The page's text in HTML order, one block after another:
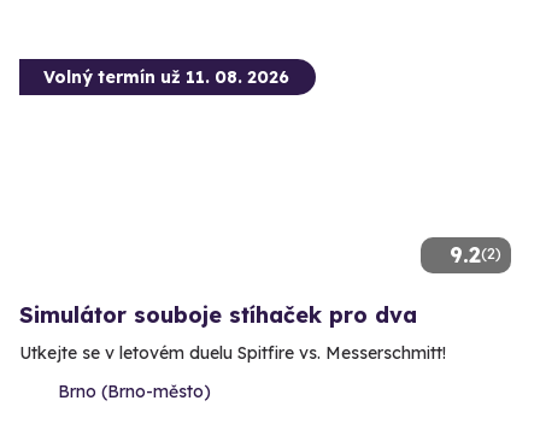
9.2(2)
Volný termín už 11. 08. 2026
Simulátor souboje stíhaček pro dva
Utkejte se v letovém duelu Spitfire vs. Messerschmitt!
Brno (Brno-město)